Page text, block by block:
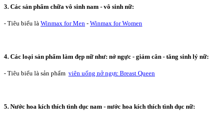
3. Các sản phẩm chữa vô sinh nam - vô sinh nữ:
- Tiêu biểu là Winmax for Men - Winmax for Women
4. Các loại sản phẩm làm đẹp nữ như: nở ngực - giảm cân - tăng sinh lý nữ:
- Tiêu biểu là sản phẩm viên uống nở ngực Breast Queen
5. Nước hoa kích thích tình dục nam - nước hoa kích thích tình dục nữ: